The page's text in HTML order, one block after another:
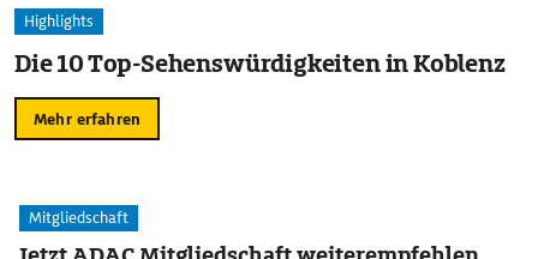
Highlights
Die 10 Top-Sehenswürdigkeiten in Koblenz
Mehr erfahren
Mitgliedschaft